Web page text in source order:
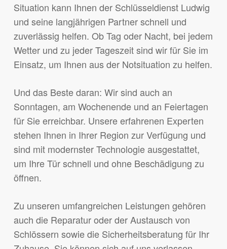
Situation kann Ihnen der Schlüsseldienst Ludwig
und seine langjährigen Partner schnell und
zuverlässig helfen. Ob Tag oder Nacht, bei jedem
Wetter und zu jeder Tageszeit sind wir für Sie im
Einsatz, um Ihnen aus der Notsituation zu helfen.
Und das Beste daran: Wir sind auch an
Sonntagen, am Wochenende und an Feiertagen
für Sie erreichbar. Unsere erfahrenen Experten
stehen Ihnen in Ihrer Region zur Verfügung und
sind mit modernster Technologie ausgestattet,
um Ihre Tür schnell und ohne Beschädigung zu
öffnen.
Zu unseren umfangreichen Leistungen gehören
auch die Reparatur oder der Austausch von
Schlössern sowie die Sicherheitsberatung für Ihr